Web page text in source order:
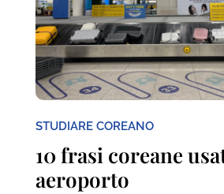
STUDIARE COREANO
10 frasi coreane
aeroporto